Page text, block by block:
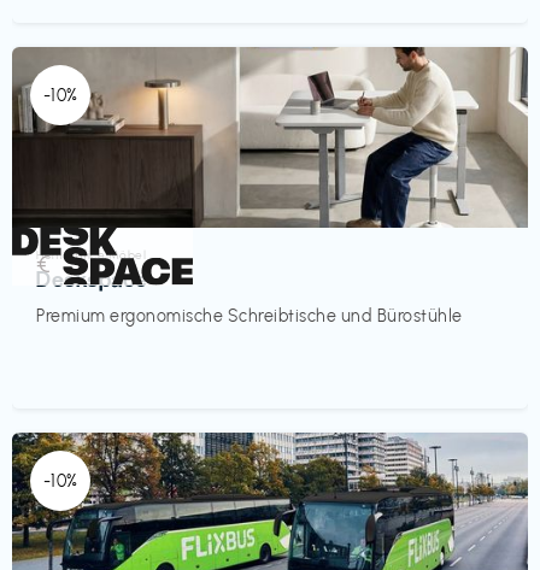
-10%
Homeoffice Möbel
Deskspace
Premium ergonomische Schreibtische und Bürostühle
€‎
-10%